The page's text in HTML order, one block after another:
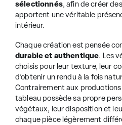
sélectionnés, afin de créer
apportent une véritable
intérieur.
Chaque création est pensée
durable et authentique. Les
choisis pour leur texture, leur
d’obtenir un rendu à la fois
Contrairement aux
tableau possède sa propre
végétaux, leur disposition et
chaque pièce légèrement